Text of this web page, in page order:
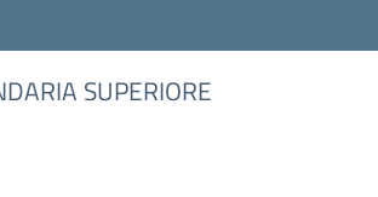
SUPERIORE